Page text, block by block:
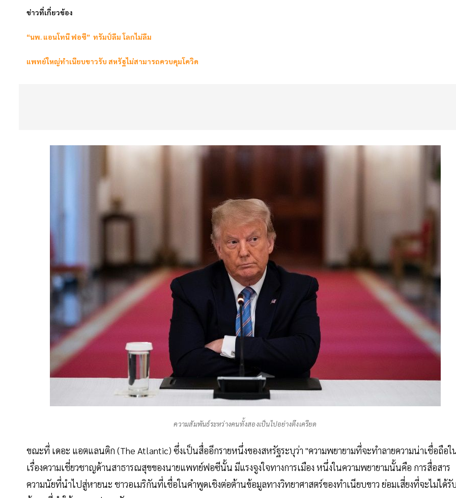
ข่าวที่เกี่ยวข้อง
“นพ. แอนโทนี ฟอซี” ทรัมป์ลืม โลกไม่ลืม
แพทย์ใหญ่ทำเนียบขาวรับ สหรัฐไม่สามารถควบคุมโควิด
ความสัมพันธ์ระหว่างคนทั้งสองเป็นไปอย่างตึงเครียด
ขณะที่ เดอะ แอตแลนติก (The Atlantic) ซึ่งเป็นสื่ออีกรายหนึ่งของสหรัฐระบุว่า "ความพยายามที่จะทำลายความน่าเชื่อถือใ
เรื่องความเชี่ยวชาญด้านสาธารณสุขของนายแพทย์ฟอซีนั้น มีแรงจูงใจทางการเมือง หนึ่งในความพยายามนั้นคือ การสื่อสาร
ความนัยที่นำไปสู่หายนะ ชาวอเมริกันที่เชื่อในคำพูดเชิงต่อต้านข้อมูลทางวิทยาศาสตร์ของทำเนียบขาว ย่อมเสี่ยงที่จะไม่ได้รับ